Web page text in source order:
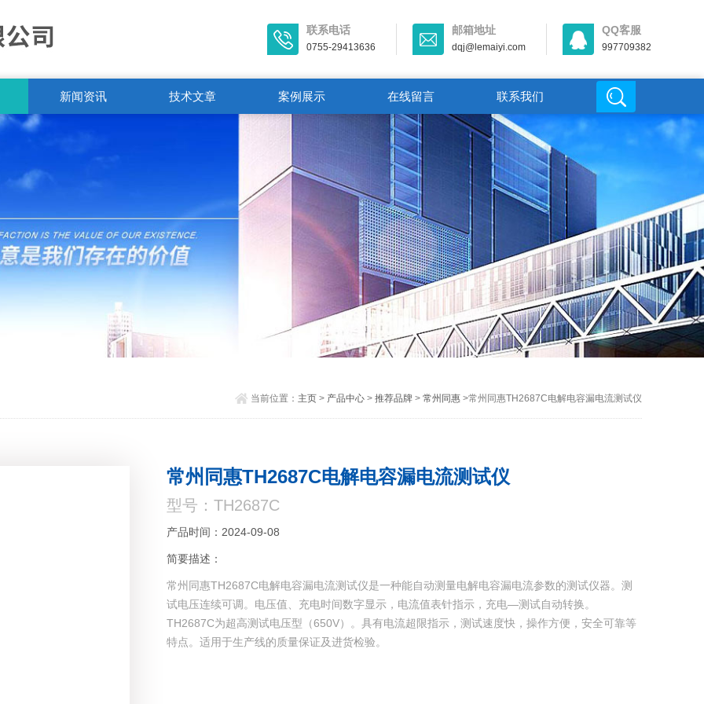
联系电话
0755-29413636
邮箱地址
dqj@lemaiyi.com
QQ客服
997709382
新闻资讯 技术文章 案例展示 在线留言 联系我们
当前位置： 主页> 产品中心> 推荐品牌> 常州同惠>常州同惠TH2687C电解电容漏电流测试仪
常州同惠TH2687C电解电容漏电流测试仪
型号：TH2687C
产品时间：2024-09-08
简要描述：
常州同惠TH2687C电解电容漏电流测试仪是一种能自动测量电解电容漏电流参数的测试仪器。测
试电压连续可调。电压值、充电时间数字显示，电流值表针指示，充电—测试自动转换。
TH2687C为超高测试电压型（650V）。具有电流超限指示，测试速度快，操作方便，安全可靠等
特点。适用于生产线的质量保证及进货检验。